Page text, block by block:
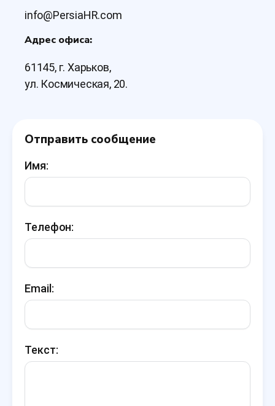
info@PersiaHR.com
Адрес офиса:
61145, г. Харьков,
ул. Космическая, 20.
Отправить сообщение
Имя:
Телефон:
Email:
Текст: